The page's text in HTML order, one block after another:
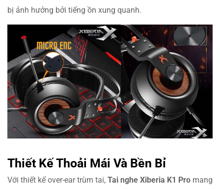
bị ảnh hưởng bởi tiếng ồn xung quanh.
Thiết Kế Thoải Mái Và Bền Bỉ
Với thiết kế over-ear trùm tai, Tai nghe Xiberia K1 Pro mang